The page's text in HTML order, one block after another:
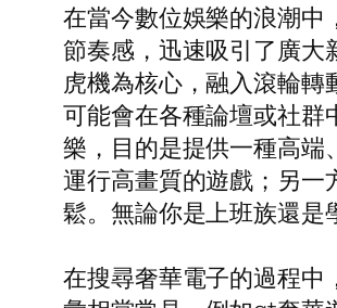
在當今數位娛樂的浪潮中
節奏感，迅速吸引了廣大
虎機為核心，融入滾輪
可能會在各種論壇或社
樂，目的是提供一種高端
運行高畫質的遊戲；另一
鬆。無論你是上班族還是
在搜尋奢華電子的過程中